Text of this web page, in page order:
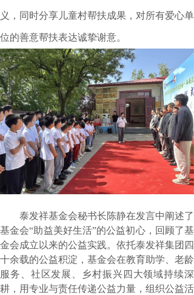
义，同时分享儿童村帮扶成果，对所有爱心单
位的善意帮扶表达诚挚谢意。
泰发祥基金会秘书长陈静在发言中阐述了
基金会“助益美好生活”的公益初心，回顾了基
金会成立以来的公益实践。依托泰发祥集团四
十余载的公益积淀，基金会在教育助学、老龄
服务、社区发展、乡村振兴四大领域持续深
耕，用专业与责任传递公益力量，组织公益活